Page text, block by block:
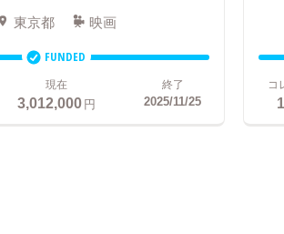
東京都 映画
FUNDED
現在
3,012,000円
終了
2025/11/25
コ